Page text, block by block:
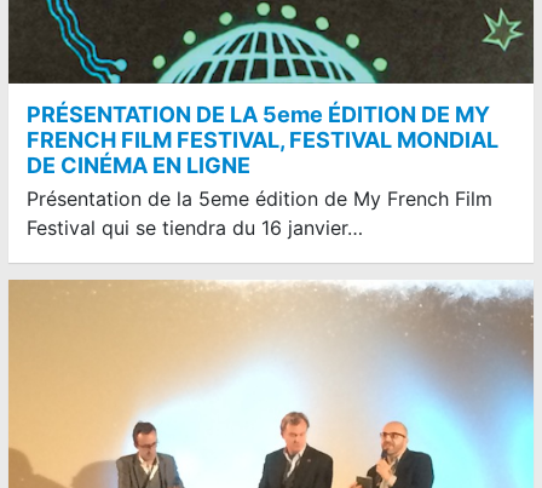
PRÉSENTATION DE LA 5eme ÉDITION DE MY
FRENCH FILM FESTIVAL, FESTIVAL MONDIAL
DE CINÉMA EN LIGNE
Présentation de la 5eme édition de My French Film
Festival qui se tiendra du 16 janvier…